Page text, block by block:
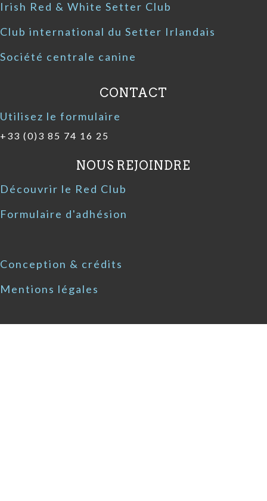
Irish Red & White Setter Club
Club international du Setter Irlandais
Société centrale canine
CONTACT
Utilisez le formulaire
+33 (0)3 85 74 16 25
NOUS REJOINDRE
Découvrir le Red Club
Formulaire d'adhésion
Conception & crédits
Mentions légales